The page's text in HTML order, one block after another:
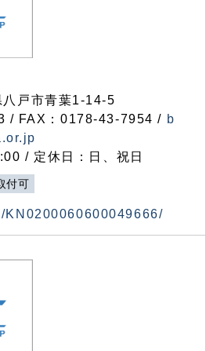
戸市青葉1-14-5
/ FAX：0178-43-7954 / b
/ 定休日：日、祝日
付可